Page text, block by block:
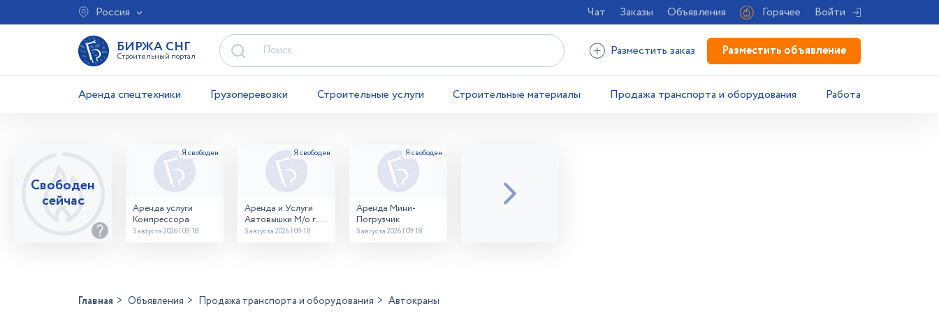
Россия Чат Заказы Объявления Горячее Войти
БИРЖА СНГ
Строительный портал Разместить заказ Разместить объявление
Аренда спецтехники Грузоперевозки Строительные услуги Строительные материалы Продажа транспорта и оборудования Работа
Свободен
сейчас
Аренда услуги
Компрессора
5 августа 2026 | 09:18
Аренда и Услуги
Автовышки М/о г.
Домодедово
5 августа 2026 | 09:18
Аренда Мини-
Погрузчик
5 августа 2026 | 09:18
Главная Объявления Продажа транспорта и оборудования Автокраны